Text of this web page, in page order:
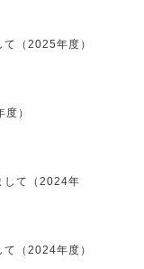
（2025年度）
）
して（2024年
（2024年度）